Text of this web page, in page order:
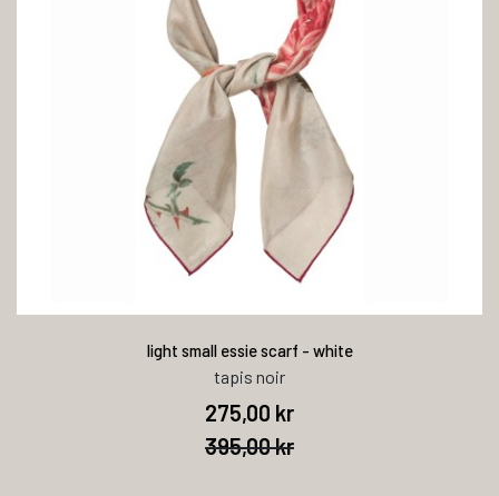
light small essie scarf - white
tapis noir
275,00 kr
395,00 kr